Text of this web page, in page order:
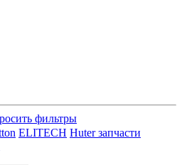
фильтры
ELITECH Huter запчасти